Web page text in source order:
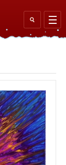
Search
form